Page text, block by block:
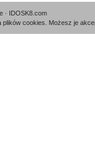
· IDOSK8.com
plików cookies. Możesz je